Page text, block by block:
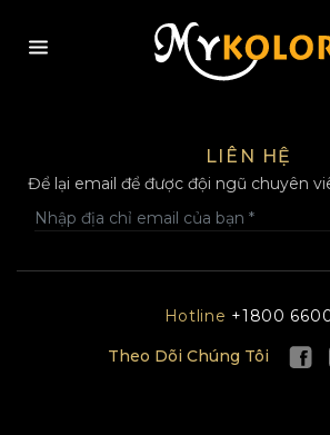
LIÊN HỆ
Để lại email để được đội ngũ chuyên
Hotline +1800
Theo Dõi Chúng Tôi